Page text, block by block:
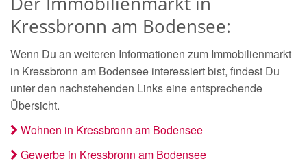
Kressbronn am Bodensee:
Wenn Du an weiteren Informationen zum Immobilienmarkt
in Kressbronn am Bodensee interessiert bist, findest Du
unter den nachstehenden Links eine entsprechende
Übersicht.
Wohnen in Kressbronn am Bodensee
Gewerbe in Kressbronn am Bodensee